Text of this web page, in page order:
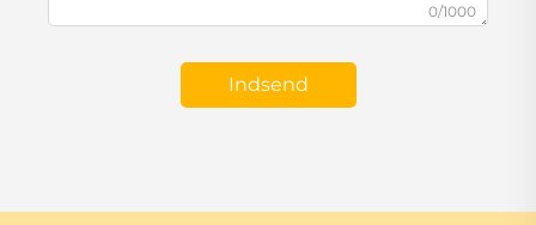
0/1000
Indsend